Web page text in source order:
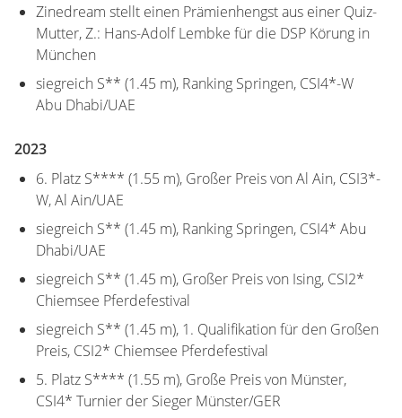
Zinedream stellt einen Prämienhengst aus einer Quiz-
Mutter, Z.: Hans-Adolf Lembke für die DSP Körung in
München
siegreich S** (1.45 m), Ranking Springen, CSI4*-W
Abu Dhabi/UAE
2023
6. Platz S**** (1.55 m), Großer Preis von Al Ain, CSI3*-
W, Al Ain/UAE
siegreich S** (1.45 m), Ranking Springen, CSI4* Abu
Dhabi/UAE
siegreich S** (1.45 m), Großer Preis von Ising, CSI2*
Chiemsee Pferdefestival
siegreich S** (1.45 m), 1. Qualifikation für den Großen
Preis, CSI2* Chiemsee Pferdefestival
5. Platz S**** (1.55 m), Große Preis von Münster,
CSI4* Turnier der Sieger Münster/GER